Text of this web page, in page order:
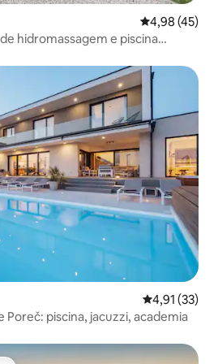
4,98 de uma
4,98 (45)
hidromassagem e piscina
4,91 de uma
4,91 (33)
Poreč: piscina, jacuzzi, academia